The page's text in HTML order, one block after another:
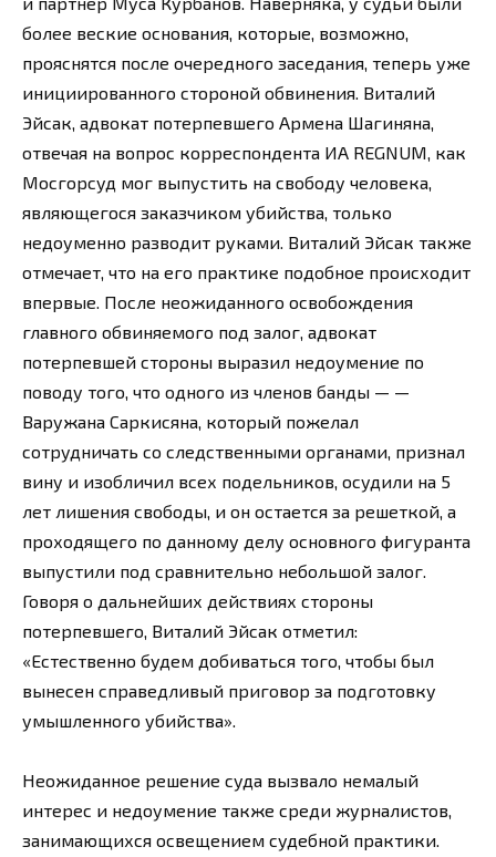
более веские основания, которые, возможно,
прояснятся после очередного заседания, теперь уже
инициированного стороной обвинения. Виталий
Эйсак, адвокат потерпевшего Армена Шагиняна,
отвечая на вопрос корреспондента ИА REGNUM, как
Мосгорсуд мог выпустить на свободу человека,
являющегося заказчиком убийства, только
недоуменно разводит руками. Виталий Эйсак также
отмечает, что на его практике подобное происходит
впервые. После неожиданного освобождения
главного обвиняемого под залог, адвокат
потерпевшей стороны выразил недоумение по
поводу того, что одного из членов банды — —
Варужана Саркисяна, который пожелал
сотрудничать со следственными органами, признал
вину и изобличил всех подельников, осудили на 5
лет лишения свободы, и он остается за решеткой, а
проходящего по данному делу основного фигуранта
выпустили под сравнительно небольшой залог.
Говоря о дальнейших действиях стороны
потерпевшего, Виталий Эйсак отметил:
«Естественно будем добиваться того, чтобы был
вынесен справедливый приговор за подготовку
умышленного убийства».
Неожиданное решение суда вызвало немалый
интерес и недоумение также среди журналистов,
занимающихся освещением судебной практики.